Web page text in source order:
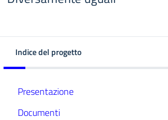
Indice del progetto
Presentazione
Documenti